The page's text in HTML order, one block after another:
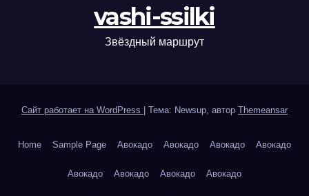
vashi-ssilki
Звёздный маршрут
Сайт работает на WordPress | Тема: Newsup, автор Themeansar
Home Sample Page Авокадо Авокадо Авокадо Авокадо
Авокадо Авокадо Авокадо Авокадо